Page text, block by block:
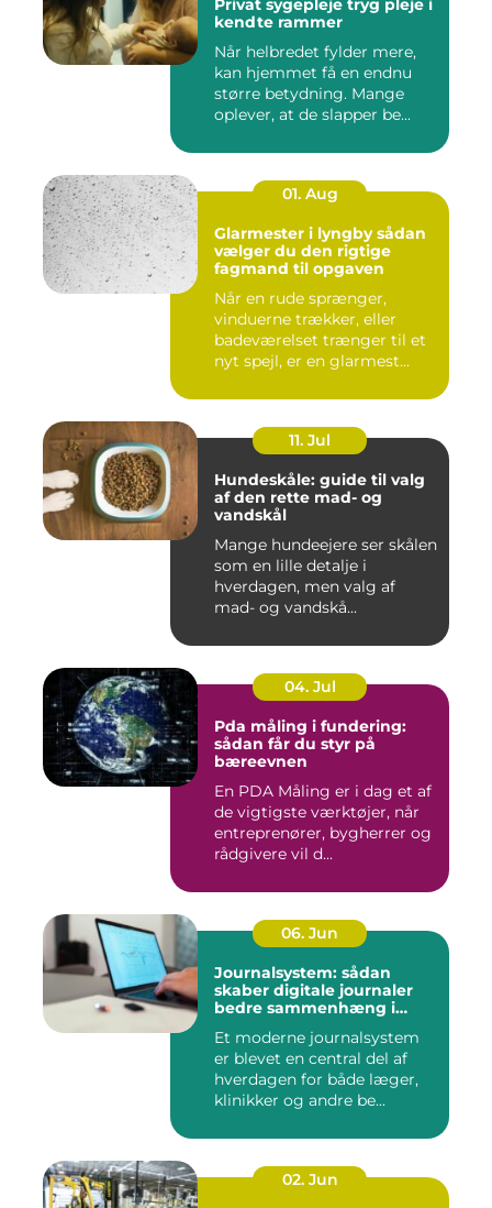
Privat sygepleje tryg pleje i
kendte rammer
Når helbredet fylder mere,
kan hjemmet få en endnu
større betydning. Mange
oplever, at de slapper be...
01. Aug
Glarmester i lyngby sådan
vælger du den rigtige
fagmand til opgaven
Når en rude sprænger,
vinduerne trækker, eller
badeværelset trænger til et
nyt spejl, er en glarmest...
11. Jul
Hundeskåle: guide til valg
af den rette mad- og
vandskål
Mange hundeejere ser skålen
som en lille detalje i
hverdagen, men valg af
mad- og vandskå...
04. Jul
Pda måling i fundering:
sådan får du styr på
bæreevnen
En PDA Måling er i dag et af
de vigtigste værktøjer, når
entreprenører, bygherrer og
rådgivere vil d...
06. Jun
Journalsystem: sådan
skaber digitale journaler
bedre sammenhæng i
Et moderne journalsystem
er blevet en central del af
hverdagen for både læger,
klinikker og andre be...
02. Jun